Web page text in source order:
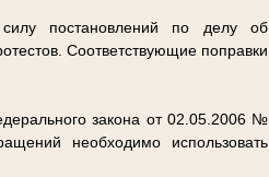
постановлений по делу об
Соответствующие поправки
закона от 02.05.2006 №
необходимо использовать